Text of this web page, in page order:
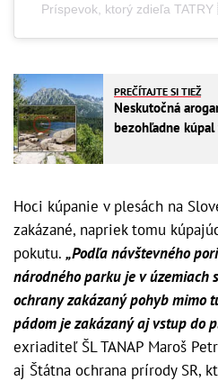
Príspevok, ktorý zdieľa
PREČÍTAJTE SI TIEŽ
Neskutočná
bezohľadne
Hoci kúpanie v plesách na
zakázané, napriek tomu
pokutu. „Podľa návštevného
národného parku je v územiach
ochrany zakázaný pohyb mimo
pádom je zakázaný aj vstup do
exriaditeľ ŠL TANAP Maroš
aj Štátna ochrana prírody SR,